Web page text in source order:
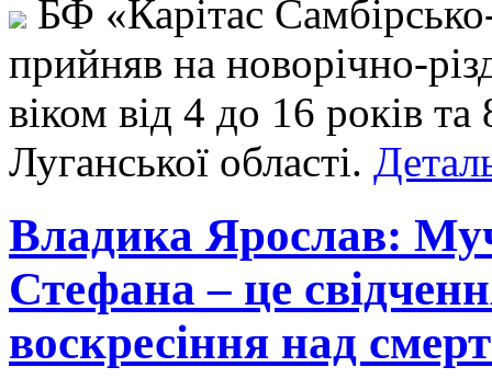
БФ «Карітас
прийняв на новорічно-
віком від 4 до 16 років
Луганської області.
Владика Ярослав:
Стефана – це
воскресіння над